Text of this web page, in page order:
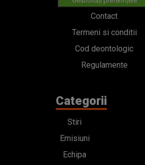
Contact
Termeni si conditii
Cod deontologic
Regulamente
Categorii
Stiri
Emisiuni
Echipa